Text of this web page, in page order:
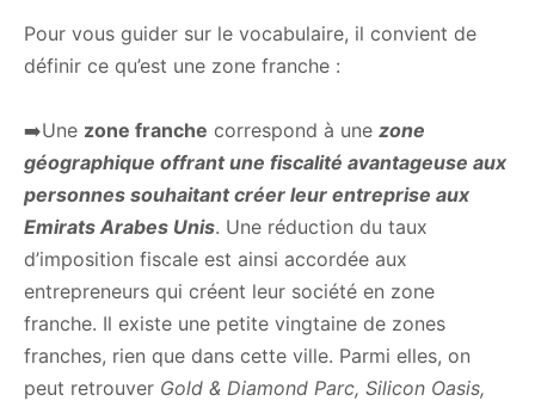
Pour vous guider sur le vocabulaire, il convient de
définir ce qu’est une zone franche :
➡️Une zone franche correspond à une zone
géographique offrant une fiscalité avantageuse aux
personnes souhaitant créer leur entreprise aux
Emirats Arabes Unis. Une réduction du taux
d’imposition fiscale est ainsi accordée aux
entrepreneurs qui créent leur société en zone
franche. Il existe une petite vingtaine de zones
franches, rien que dans cette ville. Parmi elles, on
peut retrouver Gold & Diamond Parc, Silicon Oasis,